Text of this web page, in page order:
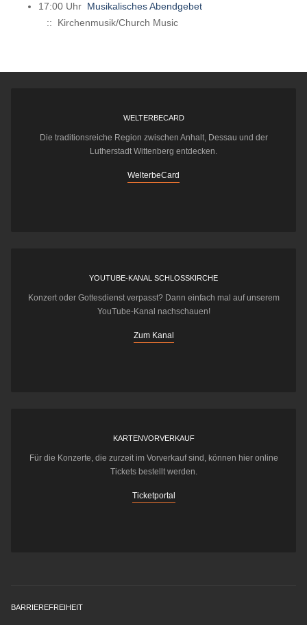
17:00 Uhr Musikalisches Abendgebet
:: Kirchenmusik/Church Music
WELTERBECARD
Die traditionsreiche Region zwischen Anhalt, Dessau und der
Lutherstadt Wittenberg entdecken.
WelterbeCard
YOUTUBE-KANAL SCHLOSSKIRCHE
Konzert oder Gottesdienst verpasst? Dann einfach mal auf unserem
YouTube-Kanal nachschauen!
Zum Kanal
KARTENVORVERKAUF
Für die Konzerte, die zurzeit im Vorverkauf sind, können hier online
Tickets bestellt werden.
Ticketportal
BARRIEREFREIHEIT